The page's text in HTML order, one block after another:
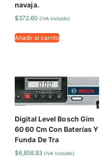
navaja.
$372.60 (IVA Incluido)
Añadir al carrito
Digital Level Bosch Gim
60 60 Cm Con Baterías Y
Funda De Tra
$6,858.83 (IVA Incluido)